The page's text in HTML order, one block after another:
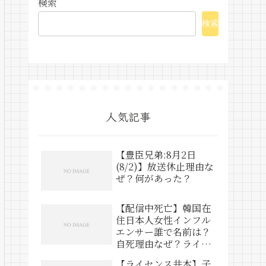
検索
検索
人気記事
【豊臣兄弟:8月2日
(8/2)】放送休止理由な
ぜ？何があった？
【配信中死亡】韓国在
住日本人女性インフル
エンサー誰で名前は？
自死理由なぜ？ライブ